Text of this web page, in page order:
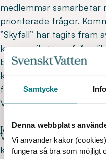
Samtycke
Denna webbplats
Vi använder kakor
fungera så bra som möjligt
medlemmar samarbetar
prioriterade frågor.
”Skyfall” har tagits fram
kommunikatörer från
beställaren är Svenskt
faktagranskats av
Vatten och revideras vid
Kontakt
Vid frågor kontakta